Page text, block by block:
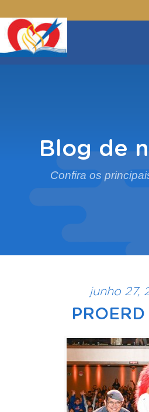
Blog de
Confira os
junho 27,